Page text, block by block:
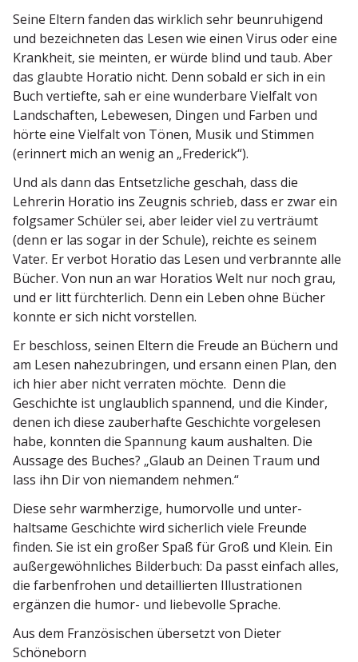
Seine Eltern fanden das wirklich sehr beunru­higend
und bezeich­neten das Lesen wie einen Virus oder eine
Krankheit, sie meinten, er würde blind und taub. Aber
das glaubte Horatio nicht. Denn sobald er sich in ein
Buch vertiefte, sah er eine wunderbare Vielfalt von
Landschaften, Lebewesen, Dingen und Farben und
hörte eine Vielfalt von Tönen, Musik und Stimmen
(erinnert mich an wenig an „Frederick“).
Und als dann das Entsetz­liche geschah, dass die
Lehrerin Horatio ins Zeugnis schrieb, dass er zwar ein
folgsamer Schüler sei, aber leider viel zu verträumt
(denn er las sogar in der Schule), reichte es seinem
Vater. Er verbot Horatio das Lesen und verbrannte alle
Bücher. Von nun an war Horatios Welt nur noch grau,
und er litt fürch­terlich. Denn ein Leben ohne Bücher
konnte er sich nicht vorstellen.
Er beschloss, seinen Eltern die Freude an Büchern und
am Lesen nahezu­bringen, und ersann einen Plan, den
ich hier aber nicht verraten möchte. Denn die
Geschichte ist unglaublich spannend, und die Kinder,
denen ich diese zauber­hafte Geschichte vorge­lesen
habe, konnten die Spannung kaum aushalten. Die
Aussage des Buches? „Glaub an Deinen Traum und
lass ihn Dir von niemandem nehmen.“
Diese sehr warmherzige, humor­volle und unter­
haltsame Geschichte wird sicherlich viele Freunde
finden. Sie ist ein großer Spaß für Groß und Klein. Ein
außer­ge­wöhn­liches Bilderbuch: Da passt einfach alles,
die farben­frohen und detail­lierten Illus­tra­tionen
ergänzen die humor- und liebe­volle Sprache.
Aus dem Franzö­si­schen übersetzt von Dieter
Schöneborn